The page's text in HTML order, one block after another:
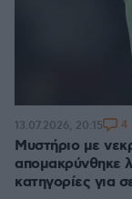
Μυστήριο με
απομακρύνθηκε
κατηγορίες για
13.07.2026, 20:15 4